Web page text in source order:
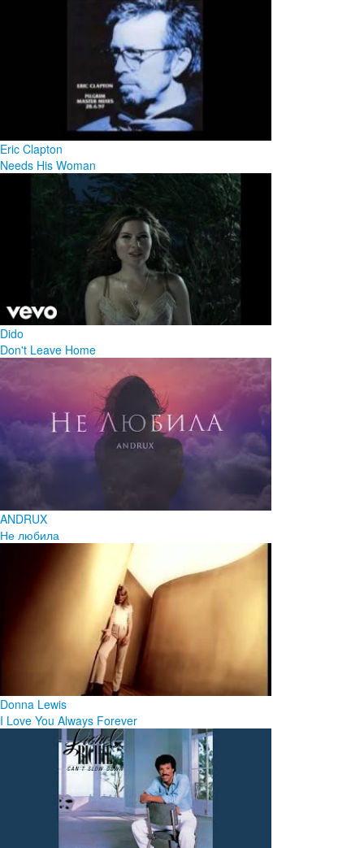
Eric Clapton
Needs His Woman
Dido
Don't Leave Home
ANDRUX
Не любила
Donna Lewis
I Love You Always Forever